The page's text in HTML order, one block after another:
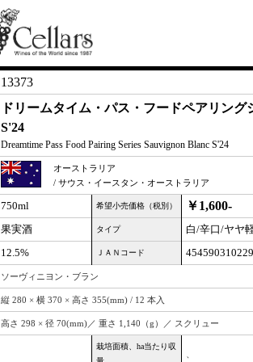
13373
ドリームタイム・パス・フードペアリン
S'24
Dreamtime Pass Food Pairing Series Sauvignon Blanc S'24
オーストラリア
/ サウス・イースタン・オーストラリア
750ml 希望小売価格（税別） ￥1,600-
果実酒 タイプ 白/辛口/ヤヤ
12.5% ＪＡＮコード
ソーヴィニヨン・ブラン
縦 280 × 横 370 × 高さ 355(mm) / 12 本入
高さ 298 × 径 70(mm)／ 重さ 1,140（g）／ スクリュー
栽培面積、ha当たり収